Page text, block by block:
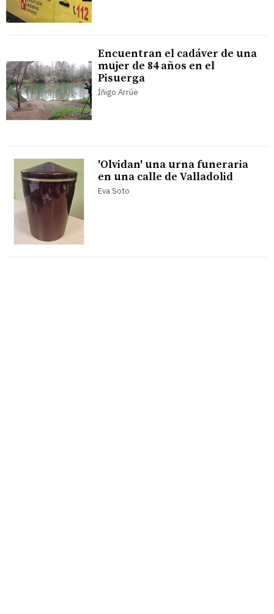
Encuentran el cadáver de una
mujer de 84 años en el
Pisuerga
Íñigo Arrúe
'Olvidan' una urna funeraria
en una calle de Valladolid
Eva Soto